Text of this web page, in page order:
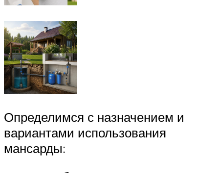
Определимся с назначением и
вариантами использования
мансарды: